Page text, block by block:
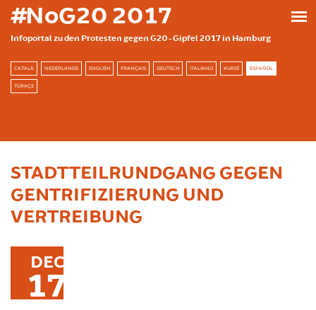
Skip to main content
#NoG20 2017
Infoportal zu den Protesten gegen G20-Gipfel 2017 in Hamburg
CATALÀ NEDERLANDS ENGLISH FRANÇAIS DEUTSCH ITALIANO KURDÎ ESPAÑOL
TÜRKÇE
STADTTEILRUNDGANG GEGEN
GENTRIFIZIERUNG UND
VERTREIBUNG
DEC
17